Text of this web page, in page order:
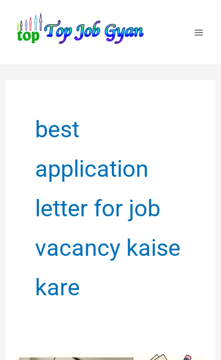
content
best
application
letter for job
vacancy kaise
kare